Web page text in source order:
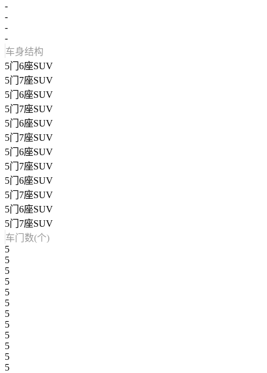
-
-
-
-
车身结构
5门6座SUV
5门7座SUV
5门6座SUV
5门7座SUV
5门6座SUV
5门7座SUV
5门6座SUV
5门7座SUV
5门6座SUV
5门7座SUV
5门6座SUV
5门7座SUV
车门数(个)
5
5
5
5
5
5
5
5
5
5
5
5